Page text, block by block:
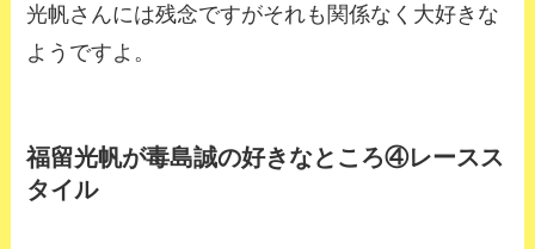
光帆さんには残念ですがそれも関係なく大好きな
ようですよ。
福留光帆が毒島誠の好きなところ④レースス
タイル